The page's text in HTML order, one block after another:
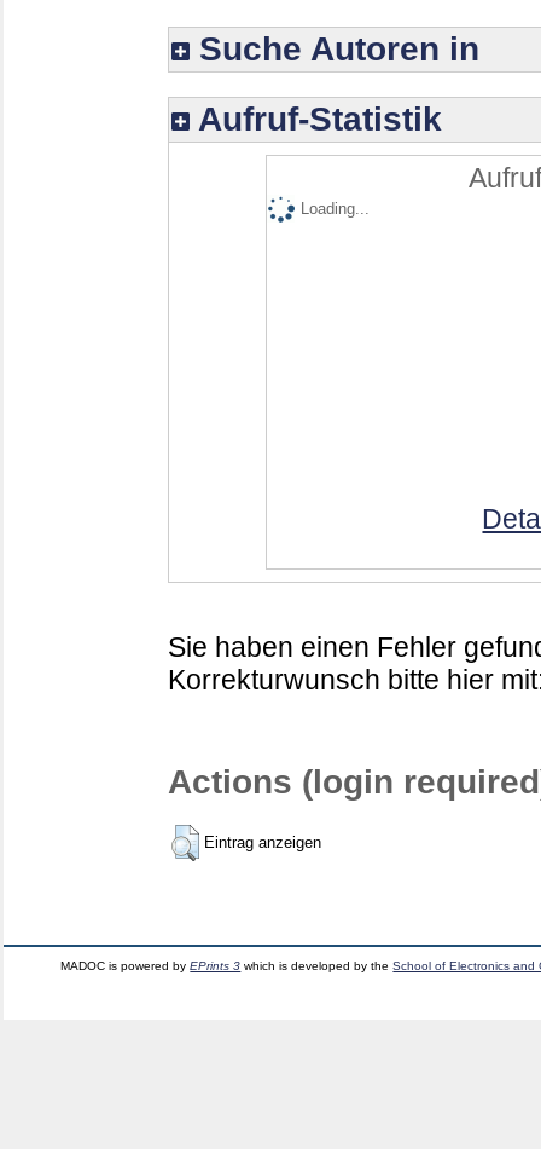
Suche Autoren in
Aufruf-Statistik
Loading...
Sie haben einen Fehler
Korrekturwunsch bitte hier
Actions (login
Eintrag anzeigen
MADOC is powered byEPrints 3 which is developed by theSchool of Electronics and